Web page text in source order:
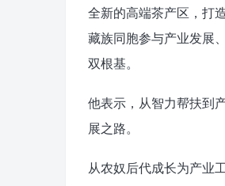
全新的高端茶产区，打
藏族同胞参与产业发展
双根基。
他表示，从智力帮扶到
展之路。
从农奴后代成长为产业